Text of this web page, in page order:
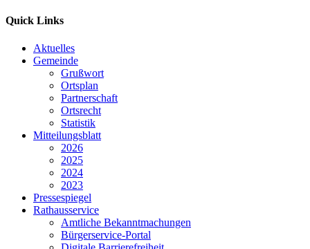
Quick Links
Aktuelles
Gemeinde
Grußwort
Ortsplan
Partnerschaft
Ortsrecht
Statistik
Mitteilungsblatt
2026
2025
2024
2023
Pressespiegel
Rathausservice
Amtliche Bekanntmachungen
Bürgerservice-Portal